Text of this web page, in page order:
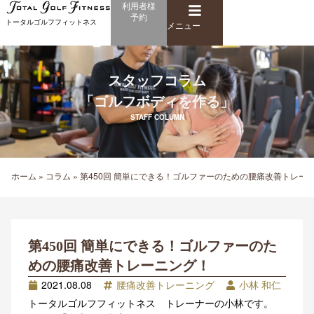
容
ス
キ
ッ
プ
トータルゴルフフィットネス
メ
ニ
ュ
ー
メニュー
利用者様
予約
スタッフコラム
「ゴルフボディを作る」
STAFF COLUMN
ホーム » コラム » 第450回 簡単にできる！ゴルファーのための腰痛改善トレー
第450回 簡単にできる！ゴルファーのた
めの腰痛改善トレーニング！
2021.08.08 腰痛改善トレーニング
小林 和仁
トータルゴルフフィットネス トレーナーの小林です。